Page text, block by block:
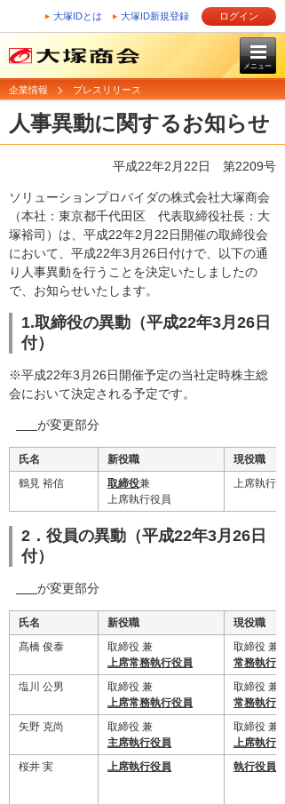
大塚IDとは 大塚ID新規登録 ログイン
メニュー
企業情報 プレスリリース
人事異動に関するお知らせ
平成22年2月22日 第2209号
ソリューションプロバイダの株式会社大塚商会
（本社：東京都千代田区 代表取締役社長：大
塚裕司）は、平成22年2月22日開催の取締役会
において、平成22年3月26日付けで、以下の通
り人事異動を行うことを決定いたしましたの
で、お知らせいたします。
1.取締役の異動（平成22年3月26日
付）
※平成22年3月26日開催予定の当社定時株主総
会において決定される予定です。
が変更部分
氏名 新役職
現役職
鶴見 裕信
取締役兼
上席執行役員
上席執行役
2．役員の異動（平成22年3月26日
付）
が変更部分
氏名 新役職
現役職
髙橋 俊泰
取締役 兼
上席常務執行役員
取締役 兼
常務執行役
塩川 公男
取締役 兼
上席常務執行役員
取締役 兼
常務執行役
矢野 克尚
取締役 兼
主席執行役員
取締役 兼
上席執行役
桜井 実
上席執行役員 執行役員